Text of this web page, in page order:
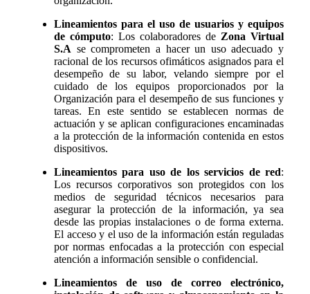
Lineamientos para el uso de usuarios y equipos
de cómputo: Los colaboradores de Zona Virtual
S.A se comprometen a hacer un uso adecuado y
racional de los recursos ofimáticos asignados para el
desempeño de su labor, velando siempre por el
cuidado de los equipos proporcionados por la
Organización para el desempeño de sus funciones y
tareas. En este sentido se establecen normas de
actuación y se aplican configuraciones encaminadas
a la protección de la información contenida en estos
dispositivos.
Lineamientos para uso de los servicios de red:
Los recursos corporativos son protegidos con los
medios de seguridad técnicos necesarios para
asegurar la protección de la información, ya sea
desde las propias instalaciones o de forma externa.
El acceso y el uso de la información están reguladas
por normas enfocadas a la protección con especial
atención a información sensible o confidencial.
Lineamientos de uso de correo electrónico,